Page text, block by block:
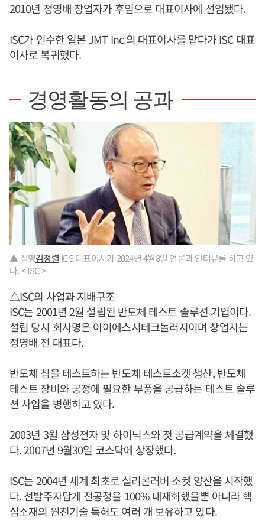
2010년 정영배 창업자가 후임으로 대표이사에 선임됐다.
ISC가 인수한 일본 JMT Inc.의 대표이사를 맡다가 ISC 대표
이사로 복귀했다.
경영활동의 공과
▲ 설명김정렬 ICS 대표이사가 2024년 4월8일 언론과 인터뷰를 하고 있
다. < ISC >
△ISC의 사업과 지배구조
ISC는 2001년 2월 설립된 반도체 테스트 솔루션 기업이다.
설립 당시 회사명은 아이에스시테크놀러지이며 창업자는
정영배 전 대표다.
반도체 칩을 테스트하는 반도체 테스트소켓 생산, 반도체
테스트 장비와 공정에 필요한 부품을 공급하는 테스트 솔루
션 사업을 병행하고 있다.
2003년 3월 삼성전자 및 하이닉스와 첫 공급계약을 체결했
다. 2007년 9월30일 코스닥에 상장했다.
ISC는 2004년 세계 최초로 실리콘러버 소켓 양산을 시작했
다. 선발주자답게 전공정을 100% 내재화했을뿐 아니라 핵
심소재의 원천기술 특허도 여러 개 보유하고 있다.